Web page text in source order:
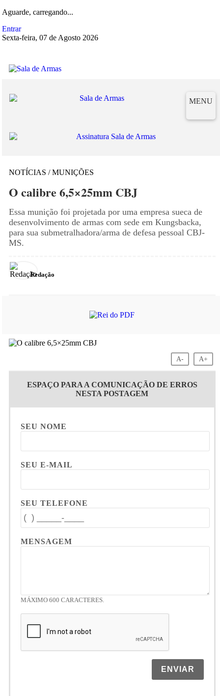
Aguarde, carregando...
Entrar
Sexta-feira, 07 de Agosto 2026
MENU
NOTÍCIAS / MUNIÇÕES
O calibre 6,5×25mm CBJ
Essa munição foi projetada por uma empresa sueca de
desenvolvimento de armas com sede em Kungsbacka,
para sua submetralhadora/arma de defesa pessoal CBJ-
MS.
Redação
A- A+
ESPAÇO PARA A COMUNICAÇÃO DE ERROS
NESTA POSTAGEM
SEU NOME
SEU E-MAIL
SEU TELEFONE
MENSAGEM
MÁXIMO 600 CARACTERES.
ENVIAR